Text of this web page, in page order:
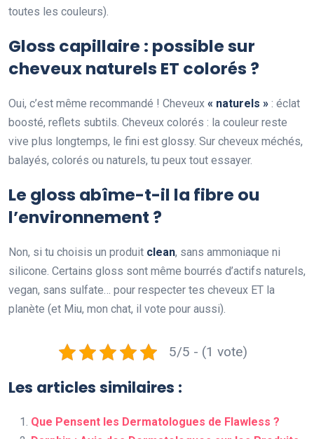
toutes les couleurs).
Gloss capillaire : possible sur
cheveux naturels ET colorés ?
Oui, c’est même recommandé ! Cheveux « naturels » : éclat
boosté, reflets subtils. Cheveux colorés : la couleur reste
vive plus longtemps, le fini est glossy. Sur cheveux méchés,
balayés, colorés ou naturels, tu peux tout essayer.
Le gloss abîme-t-il la fibre ou
l’environnement ?
Non, si tu choisis un produit clean, sans ammoniaque ni
silicone. Certains gloss sont même bourrés d’actifs naturels,
vegan, sans sulfate… pour respecter tes cheveux ET la
planète (et Miu, mon chat, il vote pour aussi).
5/5 - (1 vote)
Les articles similaires :
Que Pensent les Dermatologues de Flawless ?